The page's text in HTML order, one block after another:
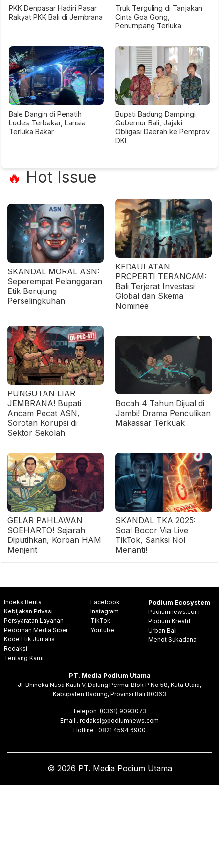
PKK Denpasar Hadiri Pasar
Rakyat PKK Bali di Jembrana
Truk Terguling di Tanjakan
Cinta Goa Gong,
Penumpang Terluka
Bale Dangin di Penatih
Ludes Terbakar, Lansia
Terluka Bakar
Bupati Badung Dampingi
Gubernur Bali, Jajaki
Obligasi Daerah ke Pemprov
DKI
🔥 Hot Issue
SKANDAL MORAL ASN:
Seperempat Pelanggaran
Etik Berujung
Perselingkuhan
KEDAULATAN
PROPERTI TERANCAM:
Bali Terjerat Investasi
Global dan Skema
Nominee
PUNGUTAN LIAR
JEMBRANA! Bupati
Ancam Pecat ASN,
Sorotan Korupsi di
Sektor Sekolah
Bocah 4 Tahun Dijual di
Jambi! Drama Penculikan
Makassar Terkuak
GELAR PAHLAWAN
SOEHARTO! Sejarah
Diputihkan, Korban HAM
Menjerit
SKANDAL TKA 2025:
Soal Bocor Via Live
TikTok, Sanksi Nol
Menanti!
Indeks Berita
Kebijakan Privasi
Persyaratan Layanan
Pedoman Media Siber
Kode Etik Jurnalis
Redaksi
Tentang Kami
Facebook
Instagram
TikTok
Youtube
Podium Ecosystem
Podiumnews.com
Podium Kreatif
Urban Bali
Menot Sukadana
PT. Media Podium Utama
Jl. Bhineka Nusa Kauh V, Dalung Permai Blok P No 58, Kuta Utara,
Kabupaten Badung, Provinsi Bali 80363
Telepon .(0361) 9093073
Email . redaksi@podiumnews.com
Hotline . 0821 4594 6900
© 2026 PT. Media Podium Utama